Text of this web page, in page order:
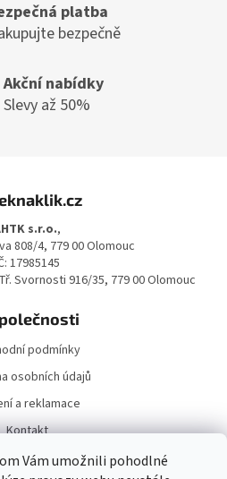
Vám umožnili pohodlné
platba
bezpečně
Akční nabídky
Slevy až 50%
s.r.o.,
808/4, 779 00 Olomouc
17985145
Svornosti 916/35, 779 00 Olomouc
podmínky
osobních údajů
a reklamace
Kontakt
a platba